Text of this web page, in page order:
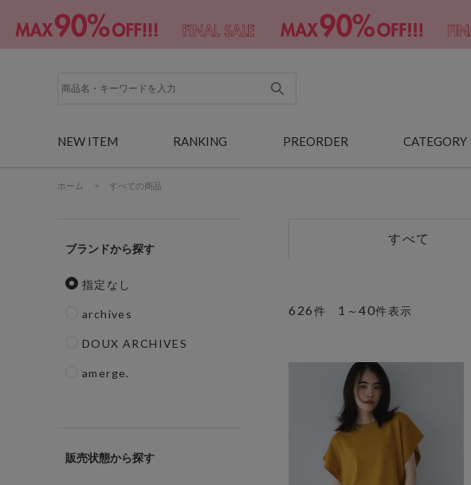
NEW ITEM RANKING PREORDER CATEGORY
ホーム > すべての商品
ブランド
指定なし
archives
DOUX ARCHIVES
amerge.
販売状態
すべて
626件 1 ～40件表示